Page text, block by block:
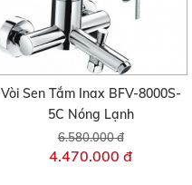
Vòi Sen Tắm Inax BFV-8000S-
5C Nóng Lạnh
6.580.000 đ
4.470.000 đ